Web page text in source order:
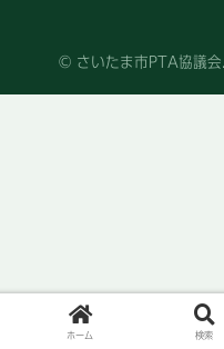
© さいたま市PTA協議会.
ホーム 検索